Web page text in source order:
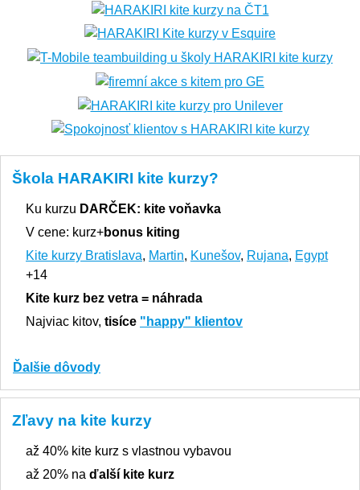
Škola HARAKIRI kite kurzy?
Ku kurzu DARČEK: kite voňavka
V cene: kurz+bonus kiting
Kite kurzy Bratislava, Martin, Kunešov, Rujana, Egypt
+14
Kite kurz bez vetra = náhrada
Najviac kitov, tisíce "happy" klientov
Ďalšie dôvody
Zľavy na kite kurzy
až 40% kite kurz s vlastnou vybavou
až 20% na ďalší kite kurz